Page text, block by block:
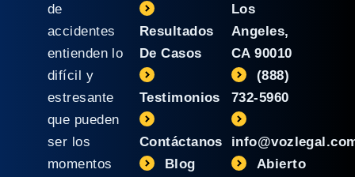
de
accidentes
entienden lo
difícil y
estresante
que pueden
ser los
momentos
Resultados
De Casos
Testimonios
Contáctanos
Blog
Los
Angeles,
CA 90010
(888)
732-5960
Abierto